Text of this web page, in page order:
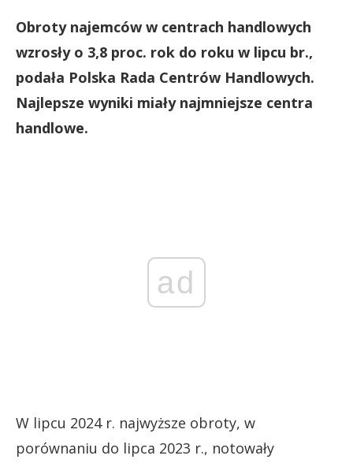
Obroty najemców w centrach handlowych
wzrosły o 3,8 proc. rok do roku w lipcu br.,
podała Polska Rada Centrów Handlowych.
Najlepsze wyniki miały najmniejsze centra
handlowe.
ad
W lipcu 2024 r. najwyższe obroty, w
porównaniu do lipca 2023 r., notowały